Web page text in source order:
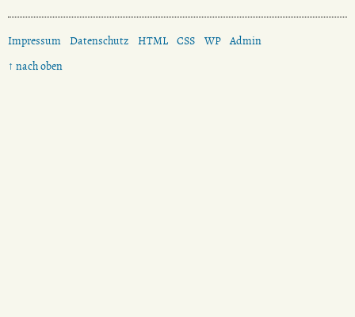
Impressum Datenschutz HTML CSS WP Admin
↑ nach oben